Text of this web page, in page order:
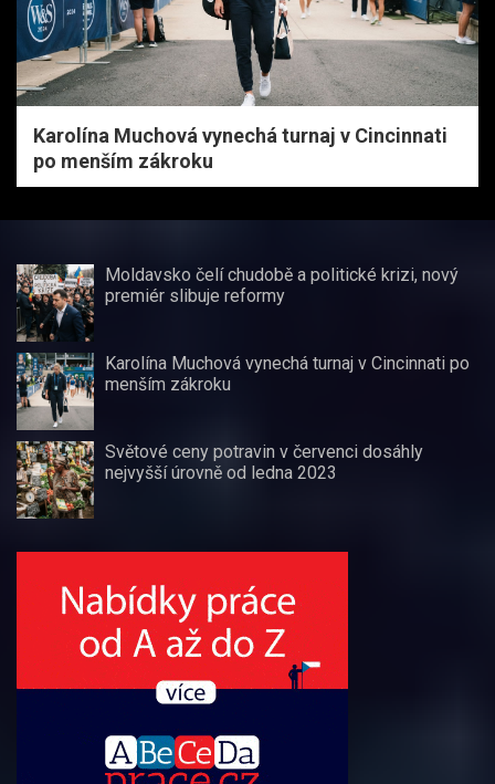
Karolína Muchová vynechá turnaj v Cincinnati
po menším zákroku
Moldavsko čelí chudobě a politické krizi, nový
premiér slibuje reformy
Karolína Muchová vynechá turnaj v Cincinnati po
menším zákroku
Světové ceny potravin v červenci dosáhly
nejvyšší úrovně od ledna 2023